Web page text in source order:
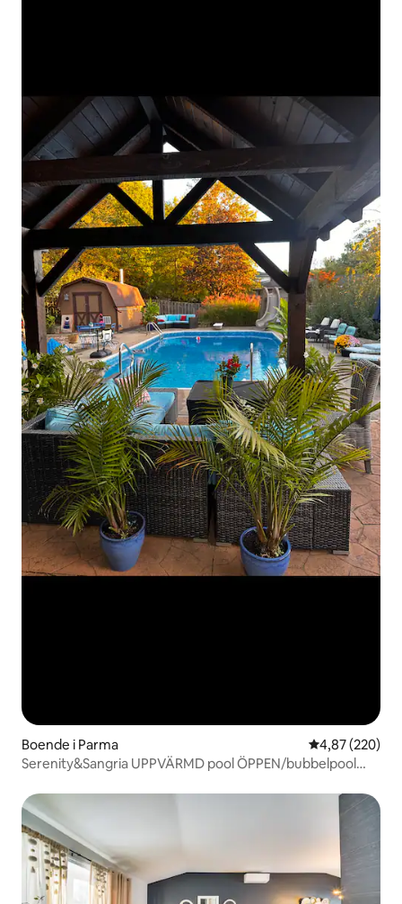
Boende i Parma 4,87 av 5 i
4,87 (220)
Serenity&Sangria UPPVÄRMD pool ÖPPEN/bubbelpool